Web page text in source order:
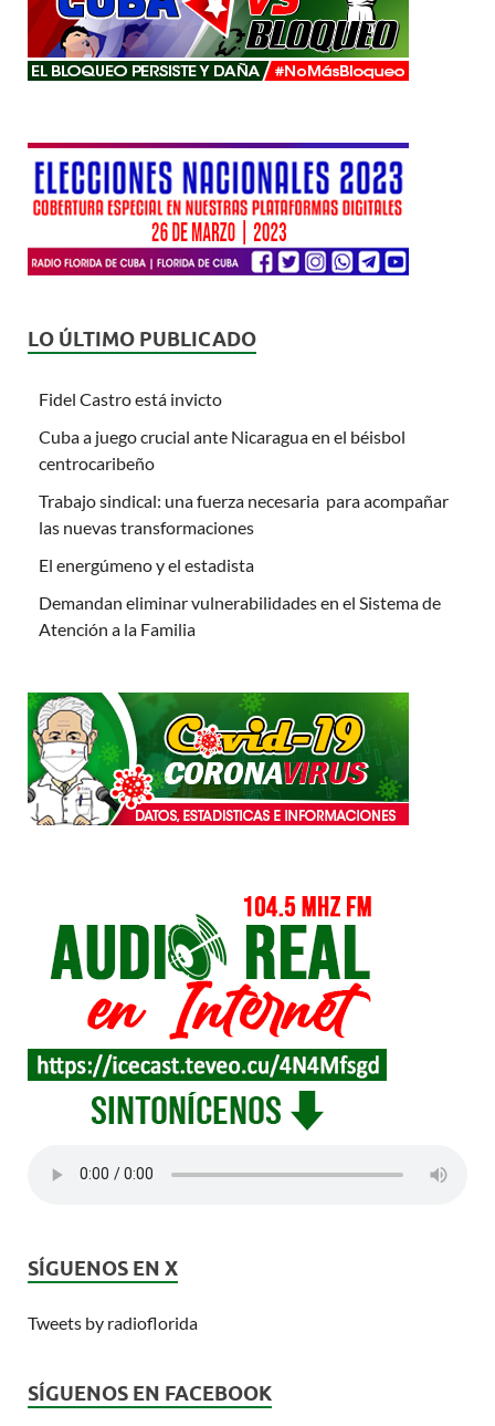
LO ÚLTIMO PUBLICADO
Fidel Castro está invicto
Cuba a juego crucial ante Nicaragua en el béisbol
centrocaribeño
Trabajo sindical: una fuerza necesaria para acompañar
las nuevas transformaciones
El energúmeno y el estadista
Demandan eliminar vulnerabilidades en el Sistema de
Atención a la Familia
SÍGUENOS EN X
Tweets by radioflorida
SÍGUENOS EN FACEBOOK